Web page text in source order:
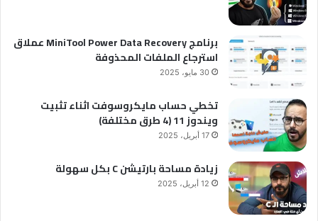
برنامج MiniTool Power Data Recovery عملاق
استرجاع الملفات المحذوفة
30 مايو، 2025
تخطي حساب مايكروسوفت اثناء تثبيت
ويندوز 11 (4 طرق مختلفة)
17 أبريل، 2025
زيادة مساحة بارتيشن C بكل سهولة
12 أبريل، 2025